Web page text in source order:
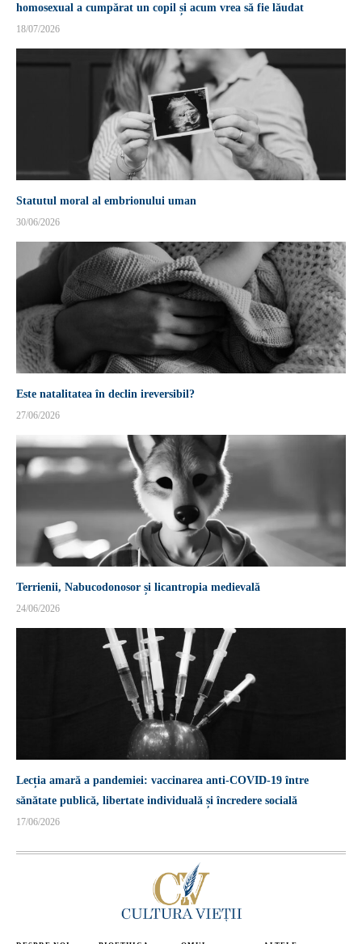
homosexual a cumpărat un copil și acum vrea să fie lăudat
18/07/2026
Statutul moral al embrionului uman
30/06/2026
Este natalitatea în declin ireversibil?
27/06/2026
Terrienii, Nabucodonosor și licantropia medievală
24/06/2026
Lecția amară a pandemiei: vaccinarea anti-COVID-19 între
sănătate publică, libertate individuală și încredere socială
17/06/2026